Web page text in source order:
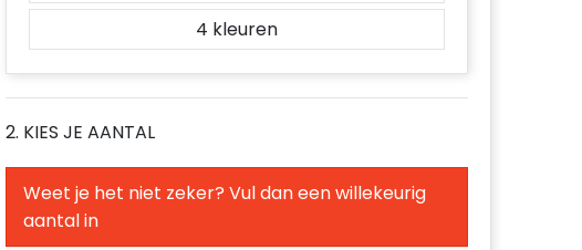
4
2. KIES JE AANTAL
Weet je het niet zeker? Vul dan een willekeurig
aantal in